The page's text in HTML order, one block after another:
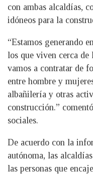
con ambas alcaldías,
idóneos para la
“Estamos generando
los que viven cerca de
vamos a contratar de
entre hombre y
albañilería y otras
construcción.”
sociales.
De acuerdo con la
autónoma, las
las personas que